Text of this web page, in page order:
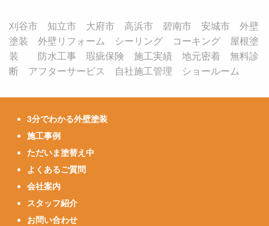
刈谷市 知立市 大府市 高浜市 碧南市 安城市 外壁
塗装 外壁リフォーム シーリング コーキング 屋根塗
装 防水工事 瑕疵保険 施工実績 地元密着 無料診
断 アフターサービス 自社施工管理 ショールーム
3分でわかる外壁塗装
施工事例
ただいま塗替え中
よくあるご質問
会社案内
スタッフ紹介
お問い合わせ